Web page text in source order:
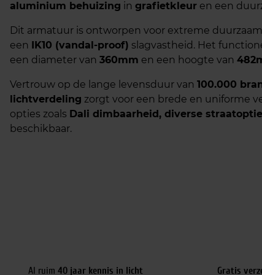
aluminium behuizing in grafietkleur en een
Dit armatuur is ontworpen voor extreme
een IK10 (vandal-proof) slagvastheid. Het
een diameter van 360mm en een hoogte van
Vertrouw op de lange levensduur van 100.000
lichtverdeling zorgt voor een brede en uniforme
opties zoals Dali dimbaarheid, diverse
beschikbaar.
Al ruim 40 jaar kennis in licht Gratis